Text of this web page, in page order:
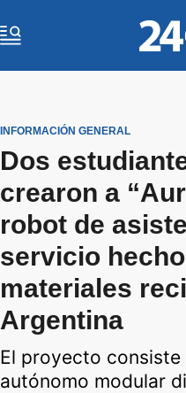
INFORMACIÓN GENERAL
Dos
crearon a
robot de
servicio
materiales
Argentina
El proyecto consiste
autónomo modular